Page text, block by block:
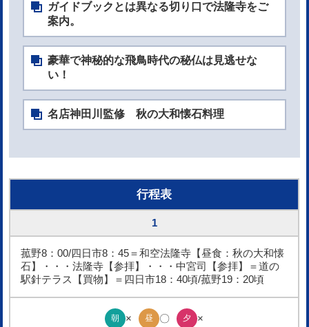
ガイドブックとは異なる切り口で法隆寺をご
案内。
豪華で神秘的な飛鳥時代の秘仏は見逃せな
い！
名店神田川監修 秋の大和懐石料理
行程表
1
菰野8：00/四日市8：45＝和空法隆寺【昼食：秋の大和懐
石】・・・法隆寺【参拝】・・・中宮司【参拝】＝道の
駅針テラス【買物】＝四日市18：40頃/菰野19：20頃
朝 × 昼 〇 夕 ×